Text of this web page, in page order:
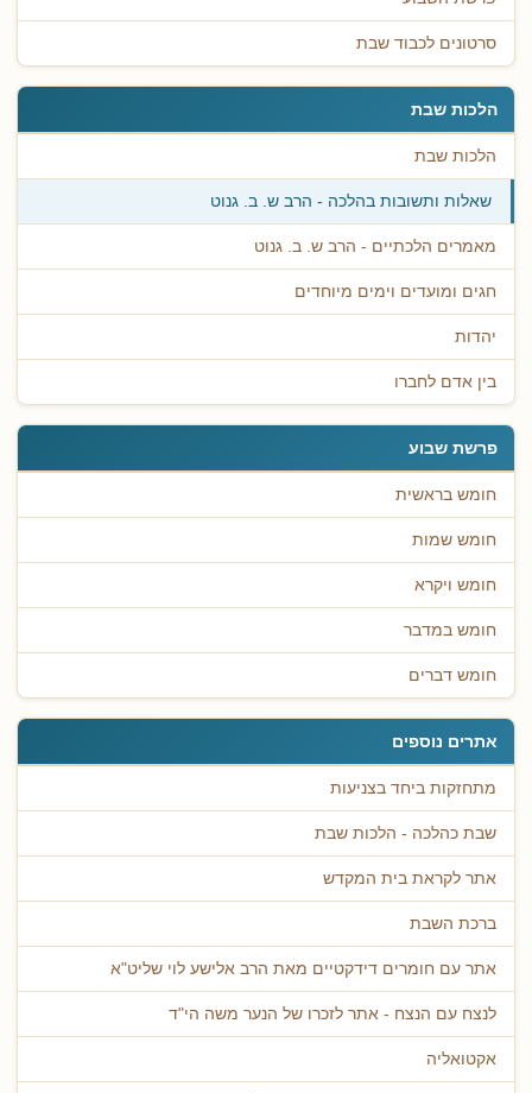
סרטונים לכבוד שבת
הלכות שבת
הלכות שבת
שאלות ותשובות בהלכה - הרב ש. ב. גנוט
מאמרים הלכתיים - הרב ש. ב. גנוט
חגים ומועדים וימים מיוחדים
יהדות
בין אדם לחברו
פרשת שבוע
חומש בראשית
חומש שמות
חומש ויקרא
חומש במדבר
חומש דברים
אתרים נוספים
מתחזקות ביחד בצניעות
שבת כהלכה - הלכות שבת
אתר לקראת בית המקדש
ברכת השבת
אתר עם חומרים דידקטיים מאת הרב אלישע לוי שליט"א
לנצח עם הנצח - אתר לזכרו של הנער משה הי"ד
אקטואליה